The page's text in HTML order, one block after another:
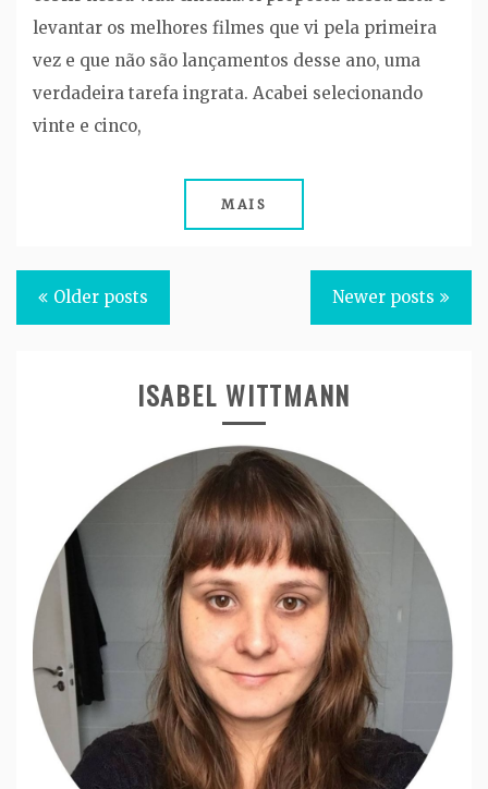
levantar os melhores filmes que vi pela primeira
vez e que não são lançamentos desse ano, uma
verdadeira tarefa ingrata. Acabei selecionando
vinte e cinco,
MAIS
Posts
navigation
Older posts Newer posts
ISABEL WITTMANN